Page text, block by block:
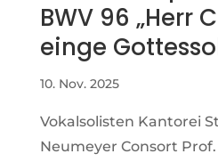
BWV 96 „Herr
einge
10. Nov. 2025
Vokalsolisten Kantorei
Neumeyer Consort